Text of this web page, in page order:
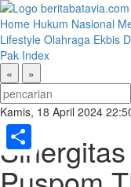
Home Hukum Nasional
Lifestyle Olahraga Ekbis
Pak Index
«
»
Kamis, 18 April 2024
Share